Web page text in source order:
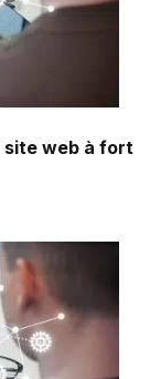
site web à fort